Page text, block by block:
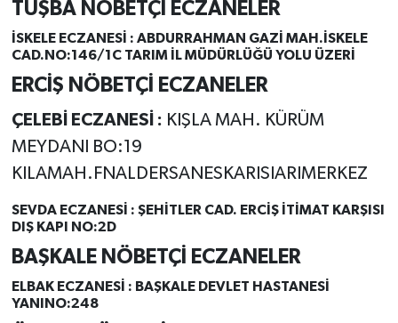
TUŞBA NÖBETÇİ ECZANELER
İSKELE ECZANESİ : ABDURRAHMAN GAZİ MAH.İSKELE
CAD.NO:146/1C TARIM İL MÜDÜRLÜĞÜ YOLU ÜZERİ
ERCİŞ NÖBETÇİ ECZANELER
ÇELEBİ ECZANESİ : KIŞLA MAH. KÜRÜM
MEYDANI BO:19
KILAMAH.FNALDERSANESKARISIARIMERKEZ
SEVDA ECZANESİ : ŞEHİTLER CAD. ERCİŞ İTİMAT KARŞISI
DIŞ KAPI NO:2D
BAŞKALE NÖBETÇİ ECZANELER
ELBAK ECZANESİ : BAŞKALE DEVLET HASTANESİ
YANINO:248